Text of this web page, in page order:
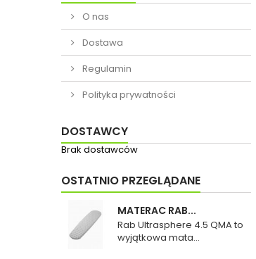
O nas
Dostawa
Regulamin
Polityka prywatności
DOSTAWCY
Brak dostawców
OSTATNIO PRZEGLĄDANE
MATERAC RAB...
Rab Ultrasphere 4.5 QMA to
wyjątkowa mata...